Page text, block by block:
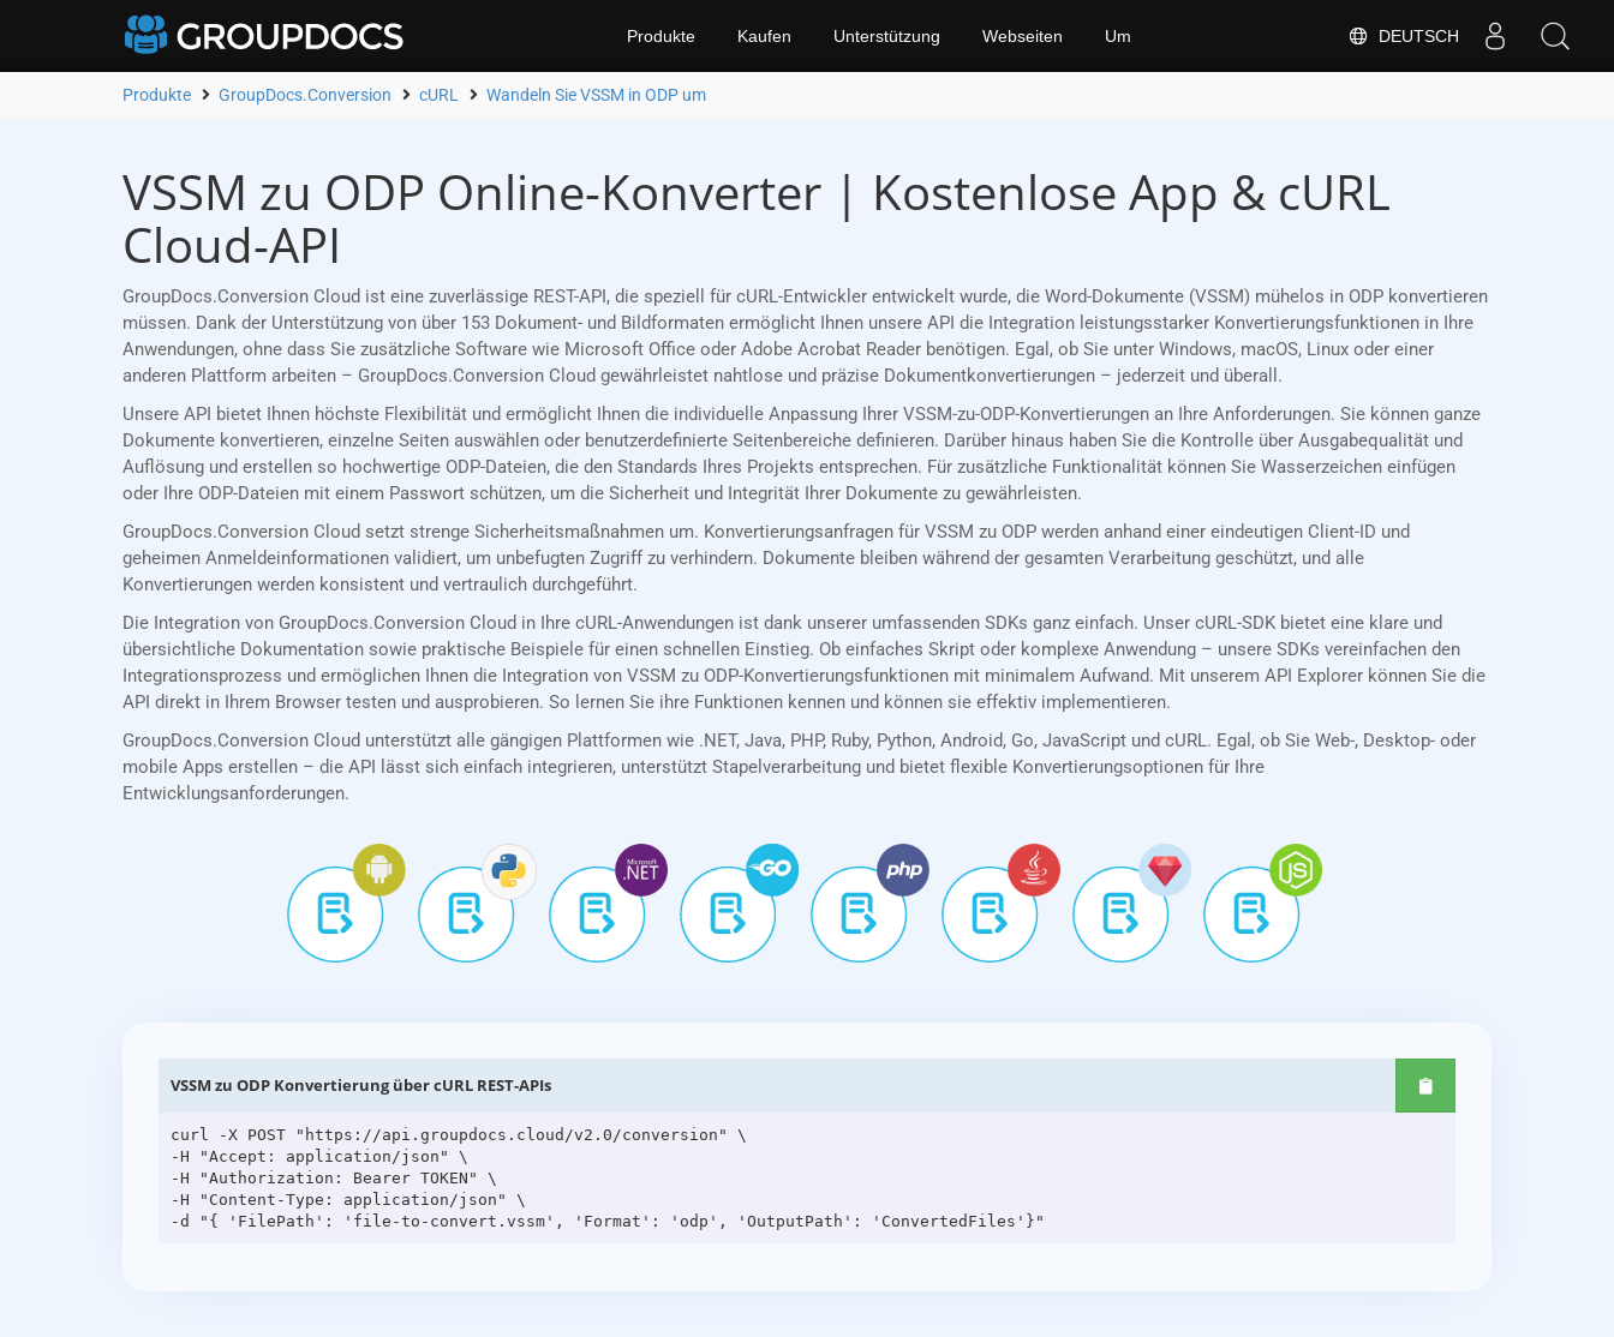
DEUTSCH
Produkte Kaufen Unterstützung Webseiten Um
Produkte GroupDocs.Conversion cURL Wandeln Sie VSSM in ODP um
VSSM zu ODP Online-Konverter | Kostenlose App & cURL
Cloud-API
GroupDocs.Conversion Cloud ist eine zuverlässige REST-API, die speziell für cURL-Entwickler entwickelt wurde, die Word-Dokumente (VSSM) mühelos in ODP konvertieren
müssen. Dank der Unterstützung von über 153 Dokument- und Bildformaten ermöglicht Ihnen unsere API die Integration leistungsstarker Konvertierungsfunktionen in Ihre
Anwendungen, ohne dass Sie zusätzliche Software wie Microsoft Office oder Adobe Acrobat Reader benötigen. Egal, ob Sie unter Windows, macOS, Linux oder einer
anderen Plattform arbeiten – GroupDocs.Conversion Cloud gewährleistet nahtlose und präzise Dokumentkonvertierungen – jederzeit und überall.
Unsere API bietet Ihnen höchste Flexibilität und ermöglicht Ihnen die individuelle Anpassung Ihrer VSSM-zu-ODP-Konvertierungen an Ihre Anforderungen. Sie können ganze
Dokumente konvertieren, einzelne Seiten auswählen oder benutzerdefinierte Seitenbereiche definieren. Darüber hinaus haben Sie die Kontrolle über Ausgabequalität und
Auflösung und erstellen so hochwertige ODP-Dateien, die den Standards Ihres Projekts entsprechen. Für zusätzliche Funktionalität können Sie Wasserzeichen einfügen
oder Ihre ODP-Dateien mit einem Passwort schützen, um die Sicherheit und Integrität Ihrer Dokumente zu gewährleisten.
GroupDocs.Conversion Cloud setzt strenge Sicherheitsmaßnahmen um. Konvertierungsanfragen für VSSM zu ODP werden anhand einer eindeutigen Client-ID und
geheimen Anmeldeinformationen validiert, um unbefugten Zugriff zu verhindern. Dokumente bleiben während der gesamten Verarbeitung geschützt, und alle
Konvertierungen werden konsistent und vertraulich durchgeführt.
Die Integration von GroupDocs.Conversion Cloud in Ihre cURL-Anwendungen ist dank unserer umfassenden SDKs ganz einfach. Unser cURL-SDK bietet eine klare und
übersichtliche Dokumentation sowie praktische Beispiele für einen schnellen Einstieg. Ob einfaches Skript oder komplexe Anwendung – unsere SDKs vereinfachen den
Integrationsprozess und ermöglichen Ihnen die Integration von VSSM zu ODP-Konvertierungsfunktionen mit minimalem Aufwand. Mit unserem API Explorer können Sie die
API direkt in Ihrem Browser testen und ausprobieren. So lernen Sie ihre Funktionen kennen und können sie effektiv implementieren.
GroupDocs.Conversion Cloud unterstützt alle gängigen Plattformen wie .NET, Java, PHP, Ruby, Python, Android, Go, JavaScript und cURL. Egal, ob Sie Web-, Desktop- oder
mobile Apps erstellen – die API lässt sich einfach integrieren, unterstützt Stapelverarbeitung und bietet flexible Konvertierungsoptionen für Ihre
Entwicklungsanforderungen.
VSSM zu ODP Konvertierung über cURL REST-APIs
curl -X POST "https://api.groupdocs.cloud/v2.0/conversion" \
-H "Accept: application/json" \
-H "Authorization: Bearer TOKEN" \
-H "Content-Type: application/json" \